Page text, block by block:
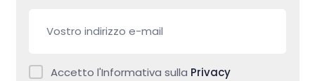
Accetto l'Informativa sulla Privacy